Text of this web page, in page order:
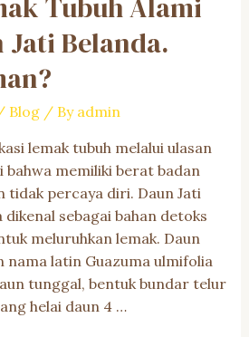
Jati Belanda.
Blog/ By admin
lemak tubuh melalui ulasan
bahwa memiliki berat badan
tidak percaya diri. Daun Jati
dikenal sebagai bahan detoks
meluruhkan lemak. Daun
nama latin Guazuma ulmifolia
tunggal, bentuk bundar telur
helai daun 4 …